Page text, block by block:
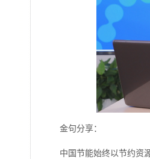
金句分享：
中国节能始终以节约资